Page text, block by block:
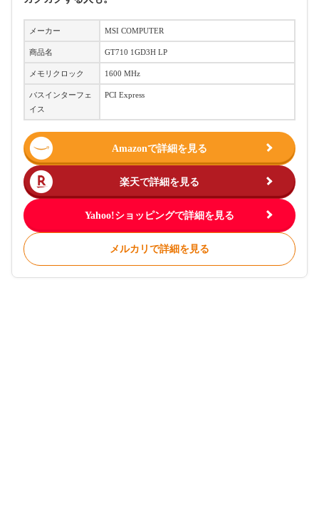
メーカー ‎MSI COMPUTER
商品名 GT710 1GD3H LP
メモリクロック ‎1600 MHz
バスインターフェ
イス
‎PCI Express
Amazonで詳細を見る
楽天で詳細を見る
Yahoo!ショッピングで詳細を見る
メルカリで詳細を見る